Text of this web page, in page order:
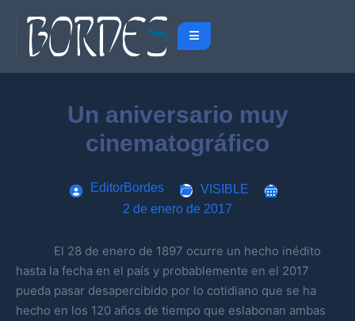
Un aniversario muy
cinematográfico
EditorBordes
VISIBLE
2 de enero de 2017
El 28 de enero de 1897 ocurre un hecho inédito
hasta la fecha en el país y probablemente en el 2017
pueda pasar desapercibido por lo cotidiano que se ha
hecho en los 120 años de tiempo que eslabonan ambas